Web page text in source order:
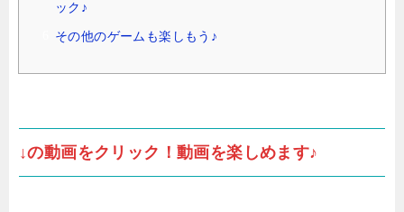
ック♪
その他のゲームも楽しもう♪
↓の動画をクリック！動画を楽しめます♪